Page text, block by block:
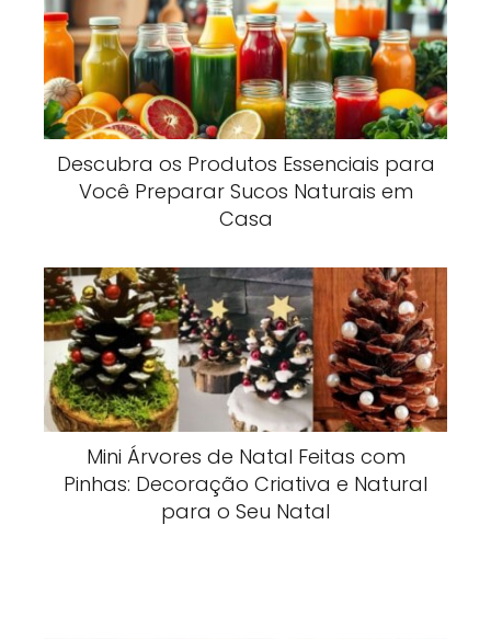
Descubra os Produtos Essenciais para
Você Preparar Sucos Naturais em
Casa
Mini Árvores de Natal Feitas com
Pinhas: Decoração Criativa e Natural
para o Seu Natal